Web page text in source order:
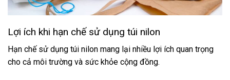
Lợi ích khi hạn chế sử dụng túi nilon
Hạn chế sử dụng túi nilon mang lại nhiều lợi ích quan trọng
cho cả môi trường và sức khỏe cộng đồng.